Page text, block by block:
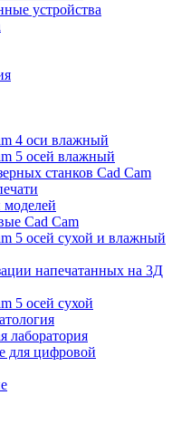
устройства
4 оси влажный
5 осей влажный
станков Cad Cam
Cad Cam
5 осей сухой и влажный
напечатанных на 3Д
5 осей сухой
лаборатория
для цифровой